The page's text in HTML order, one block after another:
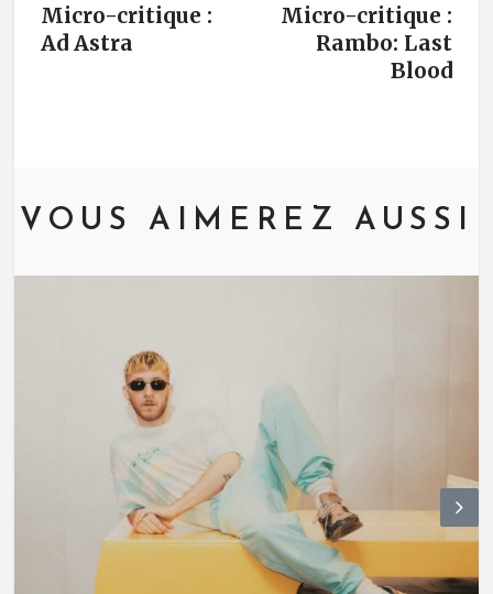
Micro-critique :
Ad Astra
Micro-critique :
Rambo: Last
Blood
VOUS AIMEREZ AUSSI
N
ex